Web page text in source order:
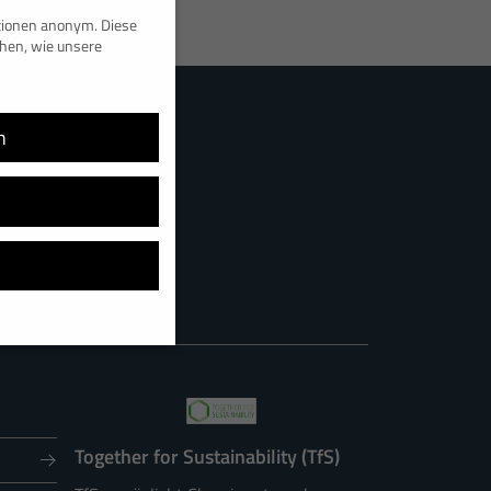
Together for Sustainability (TfS)
anonym. Diese
wie unsere
(z. B. IP-
geben oder